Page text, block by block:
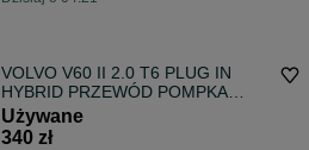
VOLVO V60 II 2.0 T6 PLUG IN
HYBRID PRZEWÓD POMPKA
WODY 31686101
Używane
340 zł